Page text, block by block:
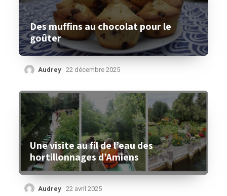
Des muffins au chocolat pour le
goûter
Audrey 22 décembre 2025
Une visite au fil de l’eau des
hortillonnages d’Amiens
Audrey 22 avril 2025